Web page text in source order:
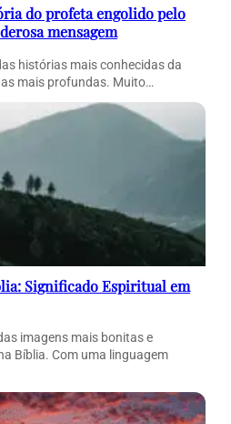
do profeta engolido pelo
mensagem
histórias mais conhecidas da
mais profundas. Muito…
Significado Espiritual em
imagens mais bonitas e
Bíblia. Com uma linguagem